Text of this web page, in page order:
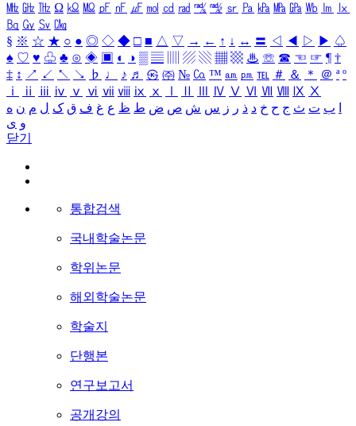
㎒ ㎓ ㎔ Ω ㏀ ㏁ ㎊ ㎋ ㎌ ㏖ ㏅ ㎭ ㎮ ㎯ ㏛ ㎩ ㎪ ㎫ ㎬ ㏝ ㏐
㏓
㏃ ㏉ ㏜ ㏆
§ ※ ☆ ★ ○ ● ◎ ◇ ◆ □ ■ △ ▽ → ← ↑ ↓ ↔ 〓 ◁ ◀ ▷ ▶ ♤
♠ ♡ ♥ ♧ ♣ ⊙ ◈ ▣ ◐ ◑ ▒ ▤ ▨ ▧ ▦ ▩ ♨ ☏ ☎ ☜ ☞ ¶ †
‡ ↕ ↗ ↙ ↖ ↘ ♭ ♩ ♪ ♬ ㉿ ㈜ № ㏇ ™ ㏂ ㏘ ℡ ＃ ＆ ＊ ＠ ª º
ⅰ
ⅱ ⅲ ⅳ ⅴ ⅵ ⅶ ⅷ ⅸ ⅹ Ⅳ Ⅴ Ⅵ Ⅶ Ⅷ Ⅸ Ⅹ
ب ت ث ج ح خ د ذ ر ز س ش ص ض ط ظ ع غ ف ق ک ل م ن ه
و ی
닫기
통합검색
국내학술논문
학위논문
해외학술논문
학술지
단행본
연구보고서
공개강의